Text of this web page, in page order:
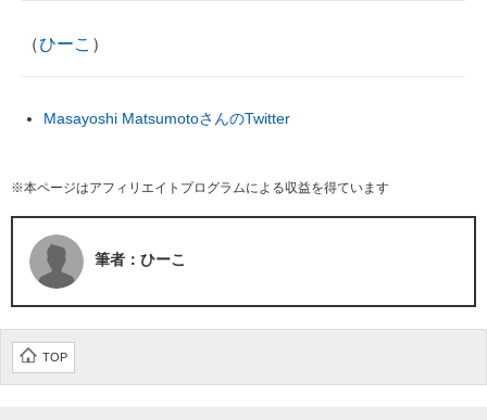
（ひーこ ）
Masayoshi MatsumotoさんのTwitter
※本ページはアフィリエイトプログラムによる収益を得ています
筆者：ひーこ
TOP